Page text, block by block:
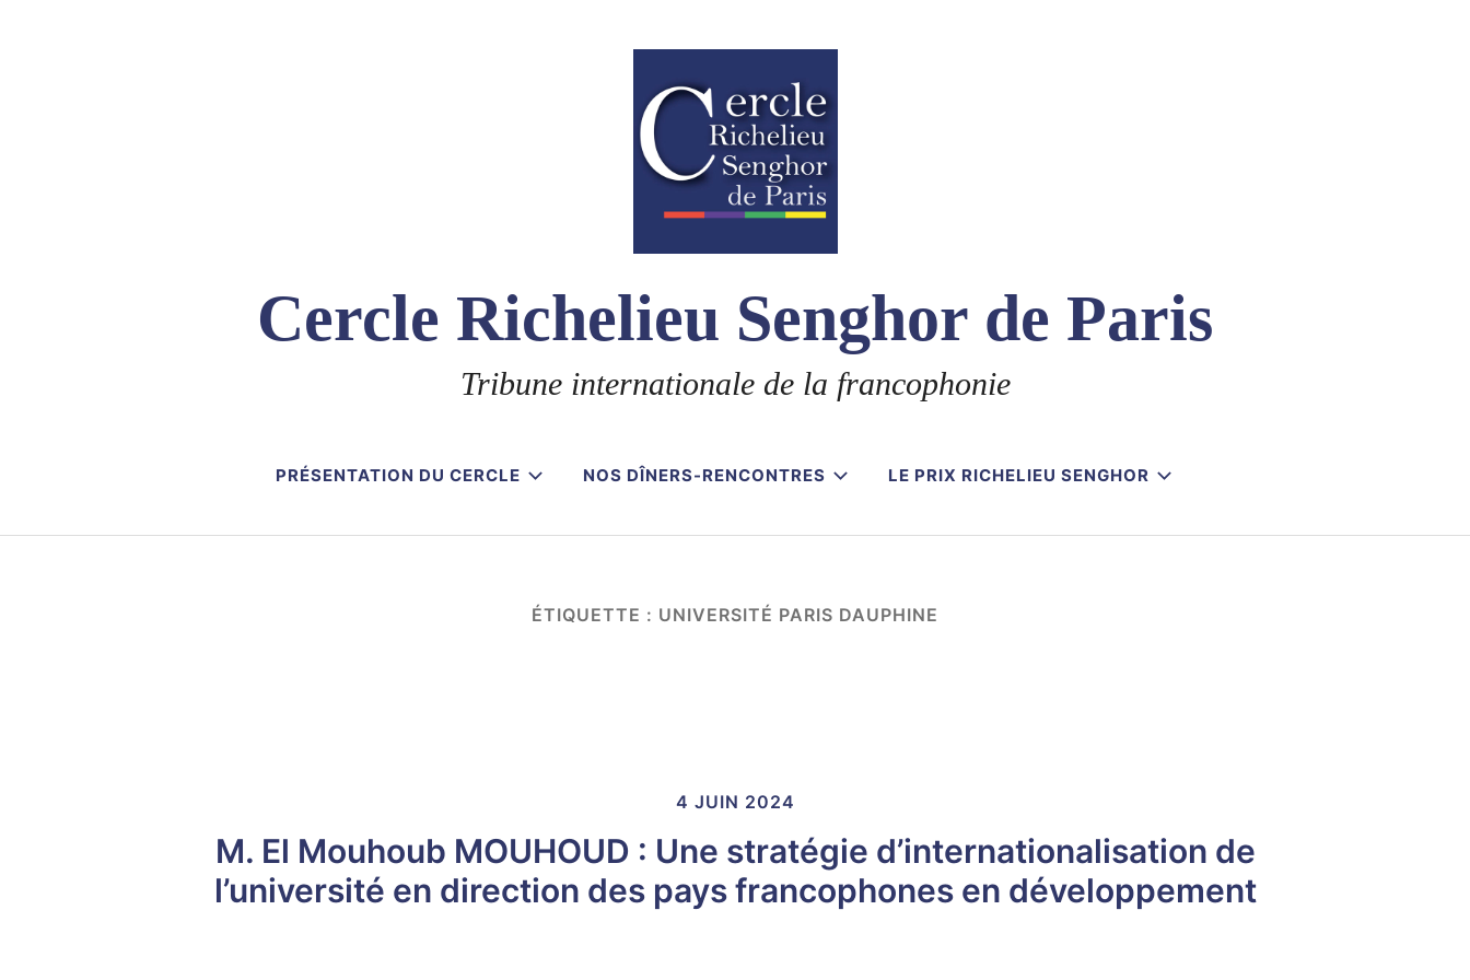
Cercle Richelieu Senghor de Paris
Tribune internationale de la francophonie
PRÉSENTATION DU CERCLE NOS DÎNERS-RENCONTRES LE PRIX RICHELIEU SENGHOR
ÉTIQUETTE : UNIVERSITÉ PARIS DAUPHINE
4 JUIN 2024
M. El Mouhoub MOUHOUD : Une stratégie d’internationalisation de
l’université en direction des pays francophones en développement